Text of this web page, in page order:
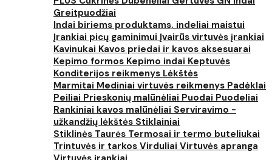
Greitpuodžiai
Indai biriems produktams, indeliai maistui
Įrankiai picų gaminimui Įvairūs virtuvės įrankiai
Kavinukai Kavos priedai ir kavos aksesuarai
Kepimo formos Kepimo indai Keptuvės
Konditerijos reikmenys Lėkštės
Marmitai Mediniai virtuvės reikmenys Padėklai
Peiliai Prieskonių malūnėliai Puodai Puodeliai
Rankiniai kavos malūnėliai Serviravimo -
užkandžių lėkštės Stiklainiai
Stiklinės Taurės Termosai ir termo buteliukai
Trintuvės ir tarkos Virduliai Virtuvės apranga